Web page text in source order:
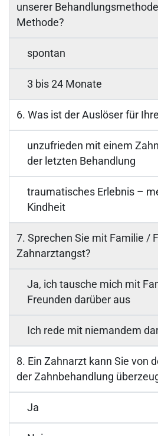
unserer
Methode?
spontan
3 bis 24 Monate
6. Was ist der Auslöser für
unzufrieden mit einem
der letzten Behandlung
traumatisches Erlebnis –
Kindheit
7. Sprechen Sie mit Familie /
Zahnarztangst?
Ja, ich tausche mich mit
Freunden darüber aus
Ich rede mit niemandem
8. Ein Zahnarzt kann Sie von
der Zahnbehandlung
Ja